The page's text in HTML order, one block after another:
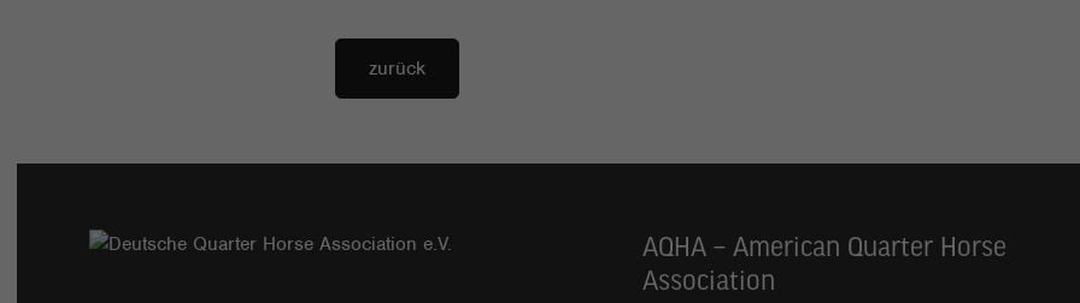
zurück
AQHA – American Quarter Horse
Association